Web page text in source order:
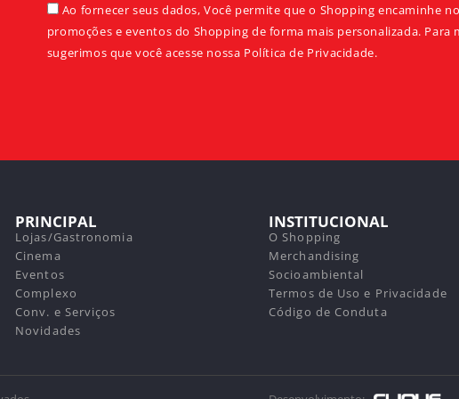
Ao fornecer seus dados, Você permite que o Shopping encaminhe
promoções e eventos do Shopping de forma mais personalizada. Para
sugerimos que você acesse nossa Política de Privacidade.
PRINCIPAL
Lojas/Gastronomia
Cinema
Eventos
Complexo
Conv. e Serviços
Novidades
INSTITUCIONAL
O Shopping
Merchandising
Socioambiental
Termos de Uso e Privacidade
Código de Conduta